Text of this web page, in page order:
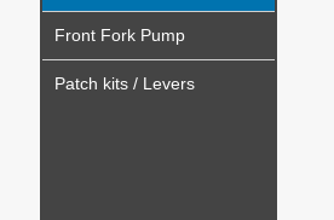
Front Fork Pump
Patch kits / Levers